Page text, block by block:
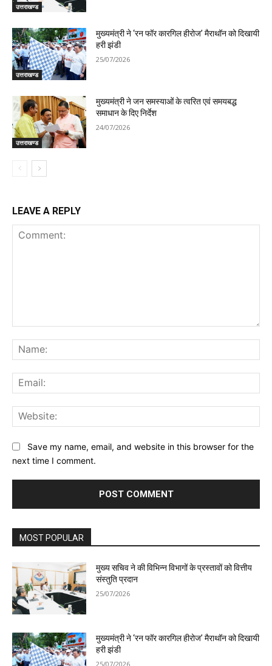
उत्तराखण्ड
उत्तराखण्ड
मुख्यमंत्री ने ‘रन फॉर कारगिल हीरोज’ मैराथॉन को दिखायी
हरी झंडी
25/07/2026
उत्तराखण्ड
मुख्यमंत्री ने जन समस्याओं के त्वरित एवं समयबद्ध
समाधान के दिए निर्देश
24/07/2026
LEAVE A REPLY
Save my name, email, and website in this browser for the
next time I comment.
MOST POPULAR
मुख्य सचिव ने की विभिन्न विभागों के प्रस्तावों को वित्तीय
संस्तुति प्रदान
25/07/2026
मुख्यमंत्री ने ‘रन फॉर कारगिल हीरोज’ मैराथॉन को दिखायी
हरी झंडी
25/07/2026